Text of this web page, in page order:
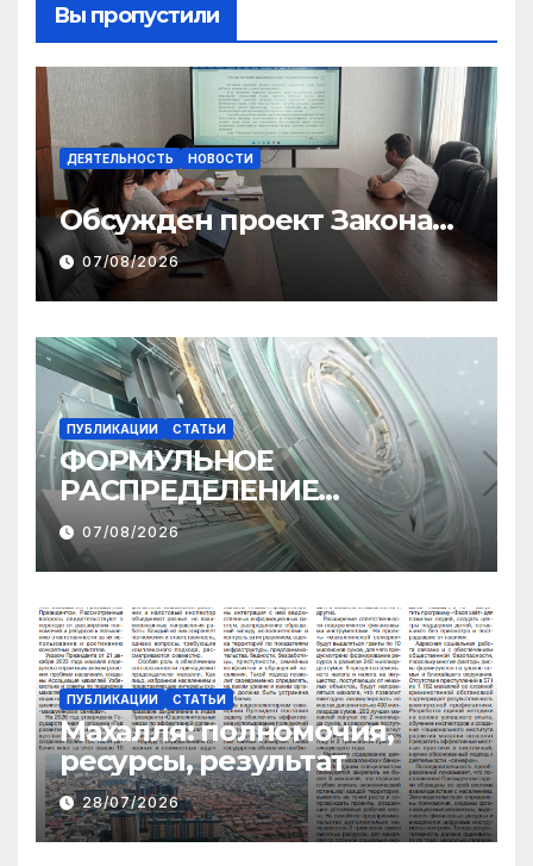
Вы пропустили
ДЕЯТЕЛЬНОСТЬ НОВОСТИ
Обсужден проект Закона
«О финансовом штрафе»
07/08/2026
ПУБЛИКАЦИИ СТАТЬИ
ФОРМУЛЬНОЕ
РАСПРЕДЕЛЕНИЕ
МЕЖБЮДЖЕТНЫХ
ТРАНСФЕРТОВ
07/08/2026
ПУБЛИКАЦИИ СТАТЬИ
Махалля:полномочия,
ресурсы, результат
28/07/2026